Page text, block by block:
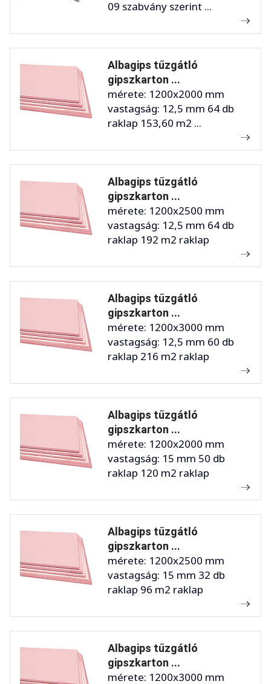
09 szabvány szerint ...
Albagips tűzgátló
gipszkarton ...
mérete: 1200x2000 mm
vastagság: 12,5 mm 64 db
raklap 153,60 m2 ...
Albagips tűzgátló
gipszkarton ...
mérete: 1200x2500 mm
vastagság: 12,5 mm 64 db
raklap 192 m2 raklap
Albagips tűzgátló
gipszkarton ...
mérete: 1200x3000 mm
vastagság: 12,5 mm 60 db
raklap 216 m2 raklap
Albagips tűzgátló
gipszkarton ...
mérete: 1200x2000 mm
vastagság: 15 mm 50 db
raklap 120 m2 raklap
Albagips tűzgátló
gipszkarton ...
mérete: 1200x2500 mm
vastagság: 15 mm 32 db
raklap 96 m2 raklap
Albagips tűzgátló
gipszkarton ...
mérete: 1200x3000 mm